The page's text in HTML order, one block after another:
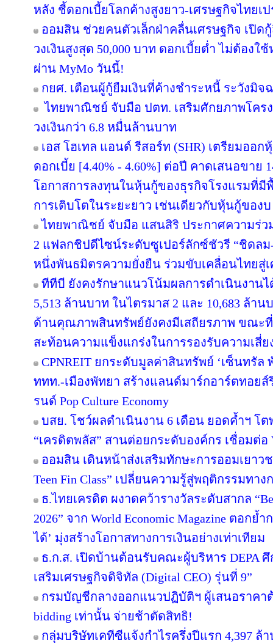
หลัง ชี้ดอกเบี้ยโลกค้างสูงยาว-เศรษฐกิจไทยเ
ออมสิน ช่วยคนตัวเล็กฝ่าคลื่นเศรษฐกิจ เปิด
วงเงินสูงสุด 50,000 บาท ดอกเบี้ยต่ำ ไม่ต้อง
ผ่าน MyMo วันนี้!
กยศ. เตือนผู้กู้ยืมเงินที่ค้างชำระหนี้ ระวังมิ
ไทยพาณิชย์ จับมือ ปตท. เสริมศักยภาพโคร
วงเงินกว่า 6.8 หมื่นล้านบาท
เอส โฮเทล แอนด์ รีสอร์ท (SHR) เตรียมออ
ดอกเบี้ย [4.40% - 4.60%] ต่อปี คาดเสนอขาย
โอกาสการลงทุนในหุ้นกู้ของธุรกิจโรงแรมที่
การเติบโตในระยะยาว เช่นเดียวกับหุ้นกู้ของบ
ไทยพาณิชย์ จับมือ แสนสิริ ประกาศความร่วม
2 แฟลกชิปดีไซน์ระดับซูเปอร์ลักซ์ชัวรี “ชิดลม
หนึ่งพันธมิตรความยั่งยืน ร่วมขับเคลื่อนไทยสู่
ทีทีบี ยังคงรักษาแนวโน้มผลการดำเนินงาน
5,513 ล้านบาท ในไตรมาส 2 และ 10,683 ล้า
ด้านคุณภาพสินทรัพย์ยังคงมีเสถียรภาพ ขณะที่
สะท้อนความแข็งแกร่งในการรองรับความเสี่ย
CPNREIT ยกระดับมูลค่าสินทรัพย์ ‘เซ็นทรัล
ททท.-เมืองพัทยา สร้างแลนด์มาร์กอาร์ตทอย
รนด์ Pop Culture Economy
บสย. โชว์ผลดำเนินงาน 6 เดือน ยอดค้ำฯ โต
“เครดิตพลัส” สานต่อยกระดับองค์กร เชื่อมต่อ
ออมสิน เดินหน้าส่งเสริมทักษะการออมเยาว
Teen Fin Class” เปลี่ยนความรู้สู่พฤติกรรมทา
ธ.ไทยเครดิต ผงาดคว้ารางวัลระดับสากล
2026” จาก World Economic Magazine ตอก
ได้’ มุ่งสร้างโอกาสทางการเงินอย่างเท่าเทียม
ธ.ก.ส. เปิดบ้านต้อนรับคณะผู้บริหาร DEPA
เสริมเศรษฐกิจดิจิทัล (Digital CEO) รุ่นที่ 9”
กรมบัญชีกลางออกแนวปฏิบัติฯ ผู้เสนอราคา
bidding เท่านั้น จ่ายช้าตัดสิทธิ!
กลุ่มบริษัทเคทีซีแจ้งกำไรครึ่งปีแรก 4,397 ล้